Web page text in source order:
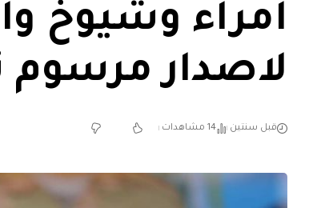
امراء وشيوخ
لاصدار مرسوم
قبل سنتين 14 مشاهدات